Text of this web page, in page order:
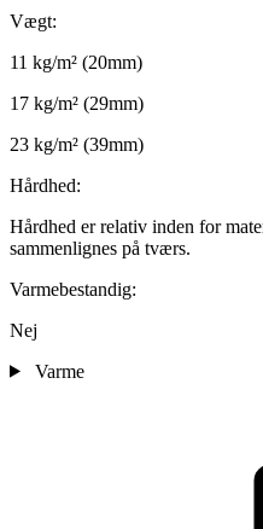
Vægt:
11 kg/m² (20mm)
17 kg/m² (29mm)
23 kg/m² (39mm)
Hårdhed:
Hårdhed er relativ inden for
sammenlignes på tværs.
Varmebestandig:
Nej
Varme